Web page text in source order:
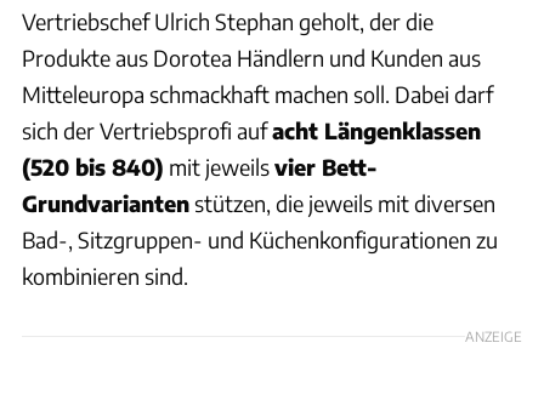
Vertriebschef Ulrich Stephan geholt, der die
Produkte aus Dorotea Händlern und Kunden aus
Mitteleuropa schmackhaft machen soll. Dabei darf
sich der Vertriebsprofi aufacht Längenklassen
(520 bis 840) mit jeweilsvier Bett-
Grundvariantenstützen, die jeweils mit diversen
Bad-, Sitzgruppen- und Küchenkonfigurationen zu
kombinieren sind.
ANZEIGE